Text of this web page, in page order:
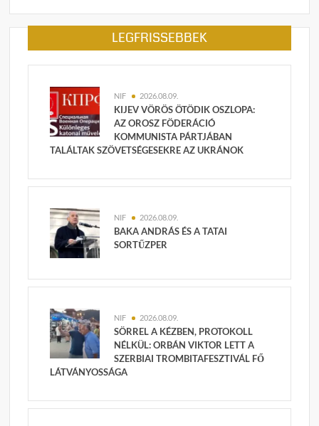
LEGFRISSEBBEK
NIF 2026.08.09.
KIJEV VÖRÖS ÖTÖDIK OSZLOPA:
AZ OROSZ FÖDERÁCIÓ
KOMMUNISTA PÁRTJÁBAN
TALÁLTAK SZÖVETSÉGESEKRE AZ UKRÁNOK
NIF 2026.08.09.
BAKA ANDRÁS ÉS A TATAI
SORTŰZPER
NIF 2026.08.09.
SÖRREL A KÉZBEN, PROTOKOLL
NÉLKÜL: ORBÁN VIKTOR LETT A
SZERBIAI TROMBITAFESZTIVÁL FŐ
LÁTVÁNYOSSÁGA